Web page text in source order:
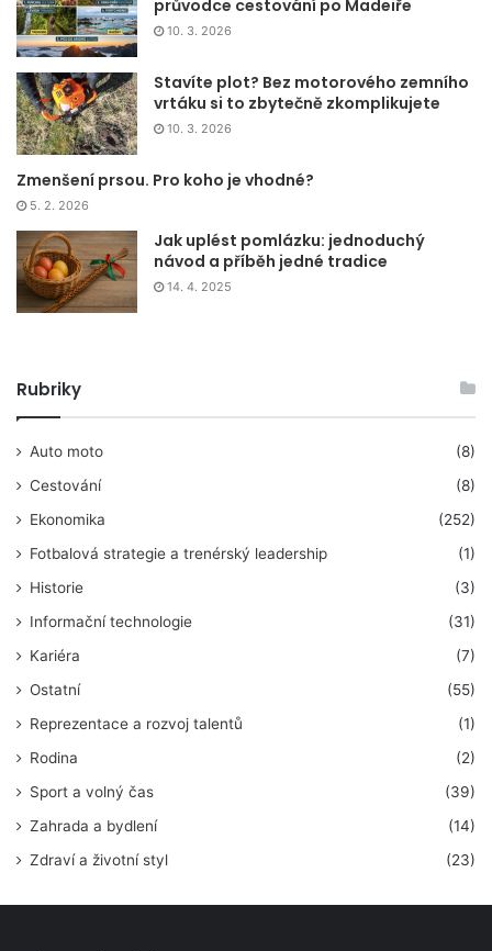
průvodce cestování po Madeiře
10. 3. 2026
Stavíte plot? Bez motorového zemního
vrtáku si to zbytečně zkomplikujete
10. 3. 2026
Zmenšení prsou. Pro koho je vhodné?
5. 2. 2026
Jak uplést pomlázku: jednoduchý
návod a příběh jedné tradice
14. 4. 2025
Rubriky
Auto moto
(8)
Cestování
(8)
Ekonomika
(252)
Fotbalová strategie a trenérský leadership
(1)
Historie
(3)
Informační technologie
(31)
Kariéra
(7)
Ostatní
(55)
Reprezentace a rozvoj talentů
(1)
Rodina
(2)
Sport a volný čas
(39)
Zahrada a bydlení
(14)
Zdraví a životní styl
(23)